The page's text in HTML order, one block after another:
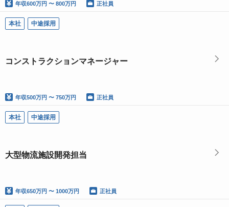
年収600万円 〜 800万円 正社員
本社 中途採用
コンストラクションマネージャー
年収500万円 〜 750万円 正社員
本社 中途採用
大型物流施設開発担当
年収650万円 〜 1000万円 正社員